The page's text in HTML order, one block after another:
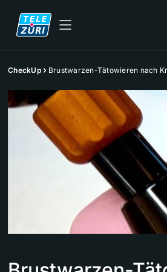
CheckUp Brustwarzen-Tätowieren nach